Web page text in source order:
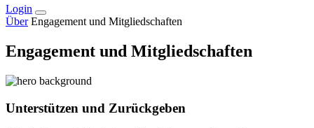
Login
Über Engagement und Mitgliedschaften
Engagement und Mitgliedschaften
Unterstützen und Zurückgeben